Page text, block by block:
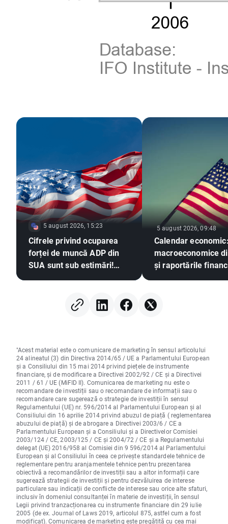
5 august 2026, 15:23
Cifrele privind ocuparea
forței de muncă ADP din
SUA sunt sub estimări!
5 august 2026, 09:48
Calendar
macroeconomice
și raportările
"Acest material este o comunicare de marketing în sensul articolului
24 alineatul (3) din Directiva 2014/65 / UE a Parlamentului European
și a Consiliului din 15 mai 2014 privind piețele de instrumente
financiare, și de modificare a Directivei 2002/92 / CE și a Directivei
2011 / 61 / UE (MiFID II). Comunicarea de marketing nu este o
recomandare de investiții sau o recomandare de informații sau o
recomandare care sugerează o strategie de investiții în sensul
Regulamentului (UE) nr. 596/2014 al Parlamentului European și al
Consiliului din 16 aprilie 2014 privind abuzul de piață ( reglementarea
abuzului de piață) și de abrogare a Directivei 2003/6 / CE a
Parlamentului European și a Consiliului și a Directivelor Comisiei
2003/124 / CE, 2003/125 / CE și 2004/72 / CE și a Regulamentului
delegat (UE) 2016/958 al Comisiei din 9 596/2014 al Parlamentului
European și al Consiliului în ceea ce privește standardele tehnice de
reglementare pentru aranjamentele tehnice pentru prezentarea
obiectivă a recomandărilor de investiții sau a altor informații care
sugerează strategii de investiții și pentru dezvăluirea de interese
particulare sau indicații de conflicte de interese sau orice alte sfaturi,
inclusiv în domeniul consultanței în materie de investiții, în sensul
Legii privind tranzacționarea cu instrumente financiare din 29 iulie
2005 (de ex. Journal of Laws 2019, articolul 875, astfel cum a fost
modificat). Comunicarea de marketing este pregătită cu cea mai